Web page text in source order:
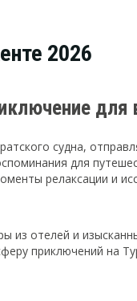
2026
для
судна,
для
релаксации и
из отелей и
приключений на